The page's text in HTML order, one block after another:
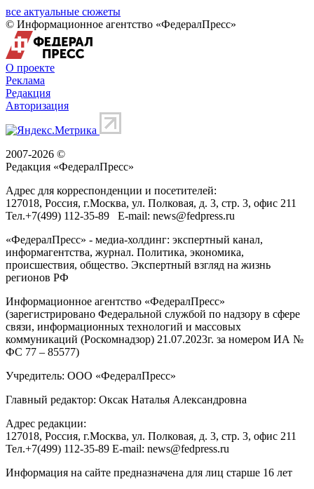
все актуальные сюжеты
© Информационное агентство «ФедералПресс»
О проекте
Реклама
Редакция
Авторизация
2007-2026 ©
Редакция «ФедералПресс»
Адрес для корреспонденции и посетителей:
127018, Россия, г.Москва, ул. Полковая, д. 3, стр. 3, офис 211
Тел.+7(499) 112-35-89 E-mail: news@fedpress.ru
«ФедералПресс» - медиа-холдинг: экспертный канал,
информагентства, журнал. Политика, экономика,
происшествия, общество. Экспертный взгляд на жизнь
регионов РФ
Информационное агентство «ФедералПресс»
(зарегистрировано Федеральной службой по надзору в сфере
связи, информационных технологий и массовых
коммуникаций (Роскомнадзор) 21.07.2023г. за номером ИА №
ФС 77 – 85577)
Учредитель: ООО «ФедералПресс»
Главный редактор: Оксак Наталья Александровна
Адрес редакции:
127018, Россия, г.Москва, ул. Полковая, д. 3, стр. 3, офис 211
Тел.+7(499) 112-35-89 E-mail: news@fedpress.ru
Информация на сайте предназначена для лиц старше 16 лет